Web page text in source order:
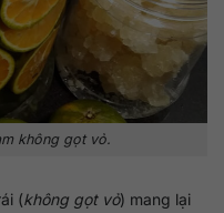
không gọt vỏ.
(không gọt vỏ) mang lại